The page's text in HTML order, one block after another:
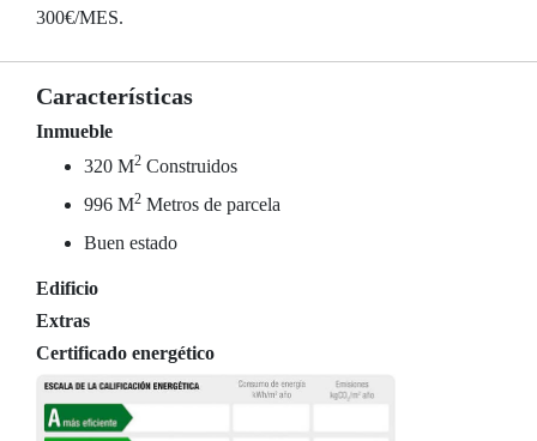
300€/MES.
Características
Inmueble
320 M2 Construidos
996 M2 Metros de parcela
Buen estado
Edificio
Extras
Certificado energético